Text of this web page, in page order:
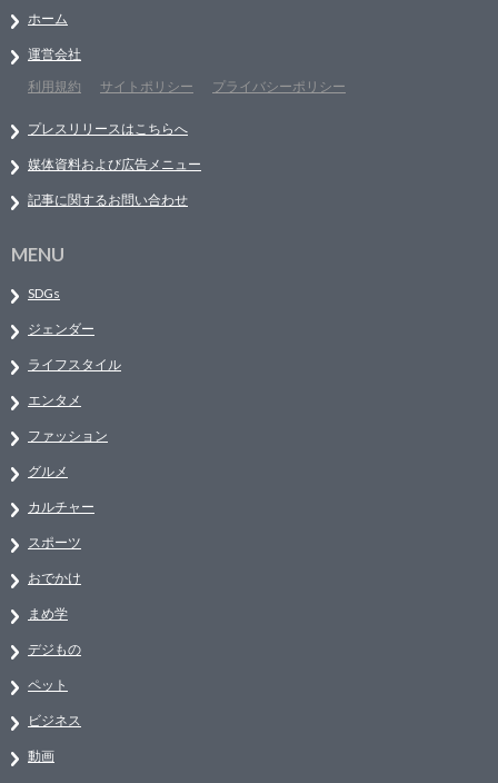
ホーム
運営会社
利用規約
サイトポリシー プライバシーポリシー
プレスリリースはこちらへ
媒体資料および広告メニュー
記事に関するお問い合わせ
MENU
SDGs
ジェンダー
ライフスタイル
エンタメ
ファッション
グルメ
カルチャー
スポーツ
おでかけ
まめ学
デジもの
ペット
ビジネス
動画